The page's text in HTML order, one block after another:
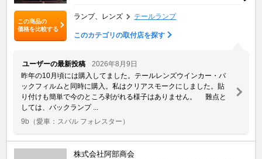
この商品の
価格を比較する
ランプ、レンズ テールランプ
このカテゴリの取付店を探す
ユーザーの最新投稿
2026年8月9日
昨年の10月頃には購入してました。テールレンズウインカー・バ
ックフィルムと同時に購入。私はクリアスモークにしました。貼
り付けも簡単で今のところ剥がれる様子はありません。 難点と
しては、バックランプ ...
9b （愛車：スバル フォレスター）
株式会社阿部商会